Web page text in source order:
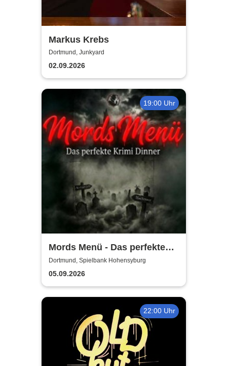
Markus Krebs
Dortmund, Junkyard
02.09.2026
19:00 Uhr
Mords Menü - Das perfekte
Krimi Dinner
Dortmund, Spielbank Hohensyburg
05.09.2026
22:00 Uhr